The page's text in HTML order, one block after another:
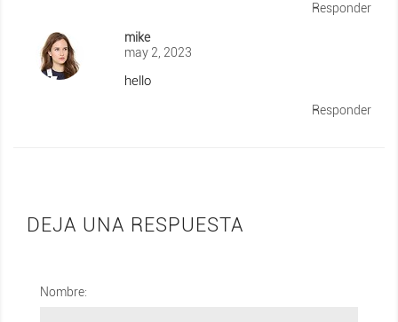
Responder
mike
may 2, 2023
hello
Responder
DEJA UNA RESPUESTA
Nombre: